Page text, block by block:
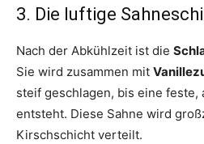
3. Die luftige
Nach der Abkühlzeit ist die
Sie wird zusammen mit
steif geschlagen, bis eine feste,
entsteht. Diese Sahne wird
Kirschschicht verteilt.